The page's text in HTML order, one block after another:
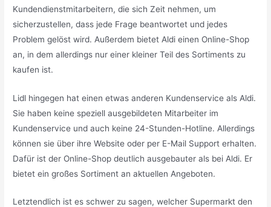
Kundendienstmitarbeitern, die sich Zeit nehmen, um
sicherzustellen, dass jede Frage beantwortet und jedes
Problem gelöst wird. Außerdem bietet Aldi einen Online-Shop
an, in dem allerdings nur einer kleiner Teil des Sortiments zu
kaufen ist.
Lidl hingegen hat einen etwas anderen Kundenservice als Aldi.
Sie haben keine speziell ausgebildeten Mitarbeiter im
Kundenservice und auch keine 24-Stunden-Hotline. Allerdings
können sie über ihre Website oder per E-Mail Support erhalten.
Dafür ist der Online-Shop deutlich ausgebauter als bei Aldi. Er
bietet ein großes Sortiment an aktuellen Angeboten.
Letztendlich ist es schwer zu sagen, welcher Supermarkt den